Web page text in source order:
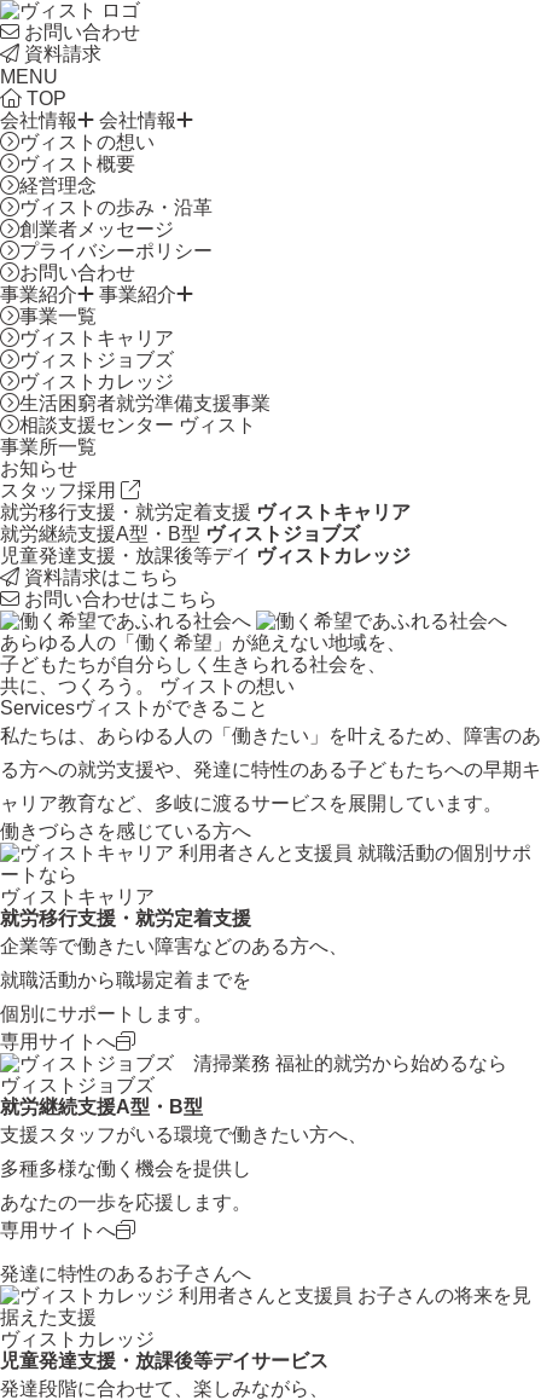
お問い合わせ
資料請求
MENU
TOP
会社情報
会社情報
ヴィストの想い
ヴィスト概要
経営理念
ヴィストの歩み・沿革
創業者メッセージ
プライバシーポリシー
お問い合わせ
事業紹介
事業紹介
事業一覧
ヴィストキャリア
ヴィストジョブズ
ヴィストカレッジ
生活困窮者就労準備支援事業
相談支援センター ヴィスト
事業所一覧
お知らせ
スタッフ採用
就労移行支援・就労定着支援 ヴィストキャリア
就労継続支援A型・B型 ヴィストジョブズ
児童発達支援・放課後等デイ ヴィストカレッジ
資料請求はこちら
お問い合わせはこちら
あらゆる人の「働く希望」が絶えない地域を、
子どもたちが自分らしく生きられる社会を、
共に、つくろう。
ヴィストの想い
Servicesヴィストができること
私たちは、あらゆる人の「働きたい」を叶えるため、障害のあ
る方への就労支援や、発達に特性のある子どもたちへの早期キ
ャリア教育など、多岐に渡るサービスを展開しています。
働きづらさを感じている方へ
就職活動の個別サポ
ートなら
ヴィストキャリア
就労移行支援・就労定着支援
企業等で働きたい障害などのある方へ、
就職活動から職場定着までを
個別にサポートします。
専用サイトへ
福祉的就労から始めるなら
ヴィストジョブズ
就労継続支援A型・B型
支援スタッフがいる環境で働きたい方へ、
多種多様な働く機会を提供し
あなたの一歩を応援します。
専用サイトへ
発達に特性のあるお子さんへ
お子さんの将来を見
据えた支援
ヴィストカレッジ
児童発達支援・放課後等デイサービス
発達段階に合わせて、楽しみながら、